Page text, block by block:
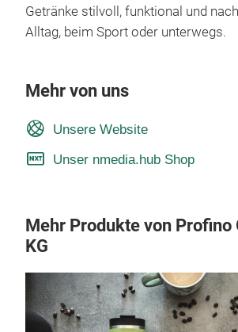
Getränke stilvoll, funktional und
Alltag, beim Sport oder unterwegs.
Mehr von uns
Unsere Website
Unser nmedia.hub Shop
Mehr Produkte von Profino
KG